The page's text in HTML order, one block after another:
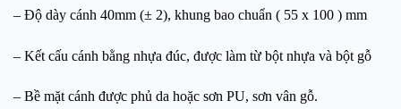
– Độ dày cánh 40mm (± 2), khung bao chuẩn ( 55 x 100 ) mm
– Kết cấu cánh bằng nhựa đúc, được làm từ bột nhựa và bột gỗ
– Bề mặt cánh được phủ da hoặc sơn PU, sơn vân gỗ.